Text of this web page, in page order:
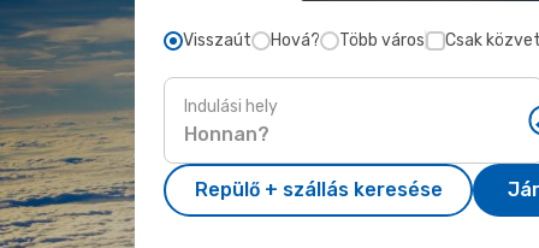
Visszaút Hová? Több város Csak
Indulási hely
Repülő + szállás keresése